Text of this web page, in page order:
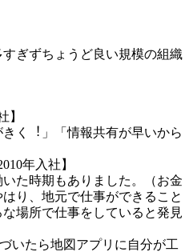
ぎずちょうど良い規模の組織
】
く︕」「情報共有が早いから
年入社】
た時期もありました。（お金
り、地元で仕事ができること
場所で仕事をしていると発見
いたら地図アプリに自分が工